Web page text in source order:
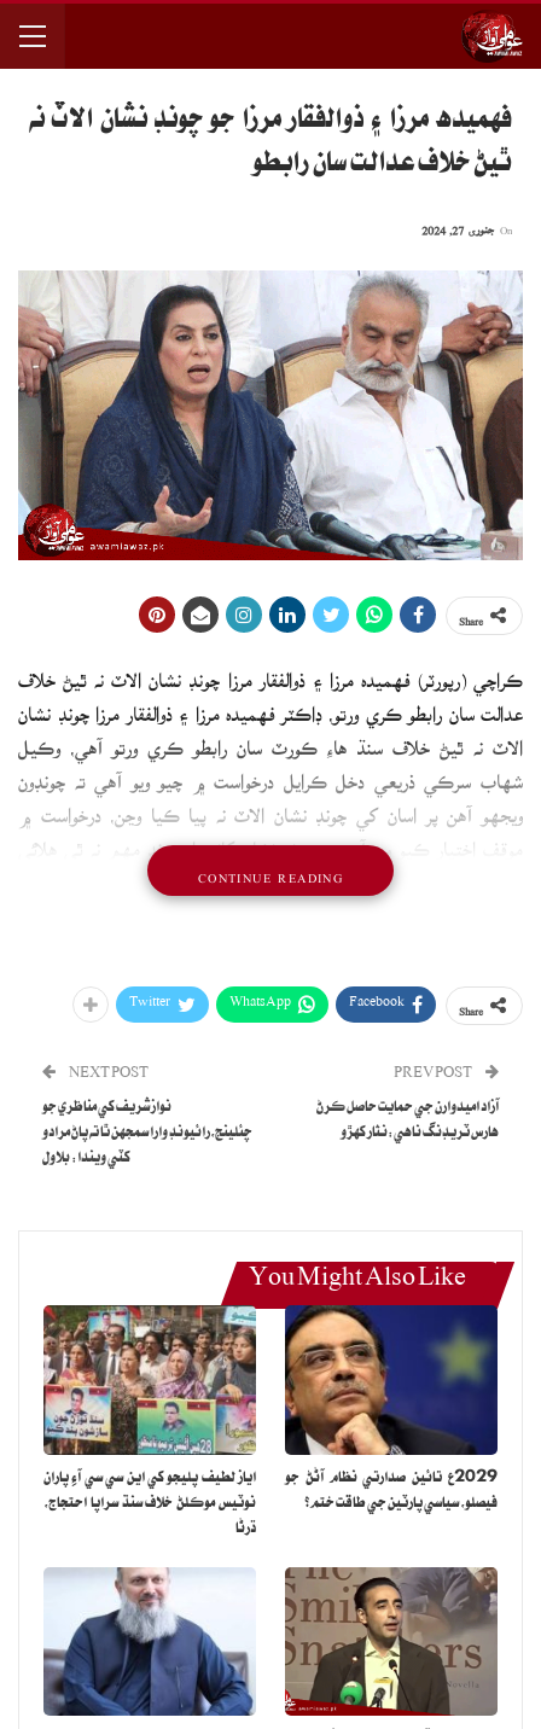
فهميده مرزا ۽ ذوالفقار مرزا جو چونڊ نشان الاٽ نه
ٿيڻ خلاف عدالت سان رابطو
ڪراچي (رپورٽر) فهميده مرزا ۽ ذوالفقار مرزا چونڊ نشان الاٽ نه ٿيڻ خلاف
عدالت سان رابطو ڪري ورتو، ڊاڪٽر فهميده مرزا ۽ ذوالفقار مرزا چونڊ نشان
الاٽ نه ٿيڻ خلاف سنڌ هاءِ ڪورٽ سان رابطو ڪري ورتو آهي، وڪيل
شهاب سرڪي ذريعي دخل ڪرايل درخواست ۾ چيو ويو آهي ته چونڊون
ويجهو آهن پر اسان کي چونڊ نشان الاٽ نه پيا ڪيا وڃن، درخواست ۾
موقف اختيار ڪيو ويو آهي ته چونڊ نشان کانسواءِ چونڊ مهم نه ٿي هلائي
سگهجي، چونڊ نشان الاٽ ڪرڻ جا حڪم جاري ڪرڻ جي استدعا آهي،
سنڌ هاءِ ڪورٽ 19 جنوري تي ڊاڪٽر فهميده مرزا ۽ ذوالفقار مرزا کي چونڊ
Facebook
WhatsApp
Twitter
آزاد اميدوارن جي حمايت حاصل ڪرڻ
هارس ٽريڊنگ ناهي:نثار کهڙو
NEXT POST
نوازشريف کي مناظري جو
چئلينج،رائيونڊ وارا سمجهن ٿا ته پاڻ مرادو
کٽي ويندا: بلاول
You Might Also Like
2029ع تائين صدارتي نظام آڻڻ جو
فيصلو، سياسي پارٽين جي طاقت ختم؟
اياز لطيف پليجو کي اين سي سي آءِ پاران
نوٽيس موڪلڻ خلاف سنڌ سراپا احتجاج،
ڌرڻا